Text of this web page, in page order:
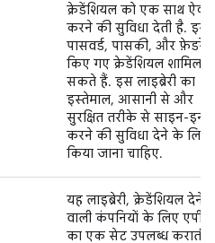
क्रेडेंशियल को एक साथ
करने की सुविधा देती है.
पासवर्ड, पासकी, और फ़ेडरेट
किए गए क्रेडेंशियल शामिल
सकते हैं. इस लाइब्रेरी का
इस्तेमाल, आसानी से और
सुरक्षित तरीके से साइन-इन
करने की सुविधा देने के लिए
किया जाना चाहिए.
यह लाइब्रेरी, क्रेडेंशियल देने
वाली कंपनियों के लिए
का एक सेट उपलब्ध कराती